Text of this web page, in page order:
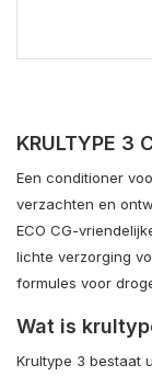
KRULTYPE 3
Een conditioner
verzachten en
ECO CG-
lichte verzorging
formules voor
Wat is
Krultype 3 bestaat